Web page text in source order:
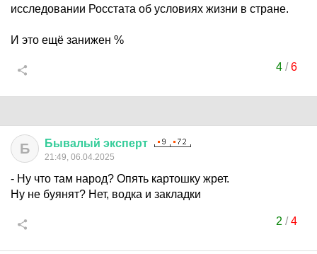
исследовании Росстата об условиях жизни в стране.
И это ещё занижен %
4/6
Б Бывалый эксперт
21:49, 06.04.2025
- Ну что там народ? Опять картошку жрет.
Ну не буянят? Нет, водка и закладки
2 /4